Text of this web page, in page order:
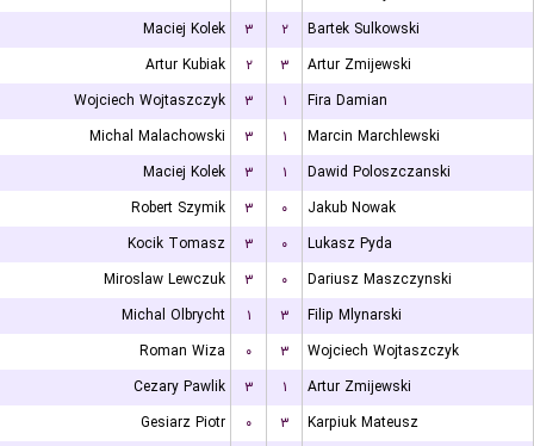
Maciej Kolek
۳ ۲
Bartek Sulkowski
Artur Kubiak
۲ ۳
Artur Zmijewski
Wojciech Wojtaszczyk
۳ ۱
Fira Damian
Michal Malachowski
۳ ۱
Marcin Marchlewski
Maciej Kolek
۳ ۱
Dawid Poloszczanski
Robert Szymik
۳ ۰
Jakub Nowak
Kocik Tomasz
۳ ۰
Lukasz Pyda
Miroslaw Lewczuk
۳ ۰
Dariusz Maszczynski
Michal Olbrycht
۱ ۳
Filip Mlynarski
Roman Wiza
۰ ۳
Wojciech Wojtaszczyk
Cezary Pawlik
۳ ۱
Artur Zmijewski
Gesiarz Piotr
۰ ۳
Karpiuk Mateusz